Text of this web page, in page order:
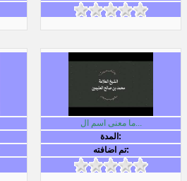
ما معنى اسم ال...
المدة:
تم اضافته: